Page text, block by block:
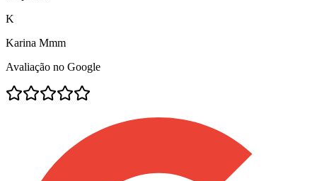
K
Karina Mmm
Avaliação no Google